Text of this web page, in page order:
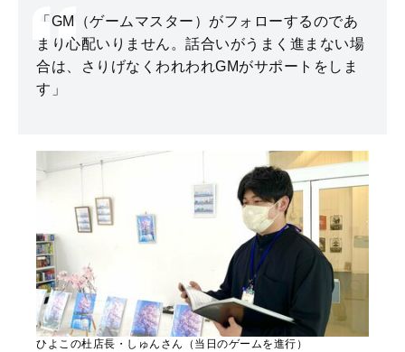
「GM（ゲームマスター）がフォローするのであ
まり心配いりません。話合いがうまく進まない場
合は、さりげなくわれわれGMがサポートをしま
す」
ひよこの杜店長・しゅんさん（当日のゲームを進行）